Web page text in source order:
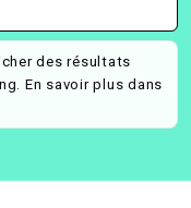
des résultats
En savoir plus dans